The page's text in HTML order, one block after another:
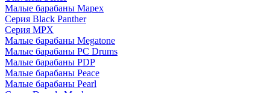
Малые барабаны Mapex
Серия Black Panther
Серия MPX
Малые барабаны Megatone
Малые барабаны PC Drums
Малые барабаны PDP
Малые барабаны Peace
Малые барабаны Pearl